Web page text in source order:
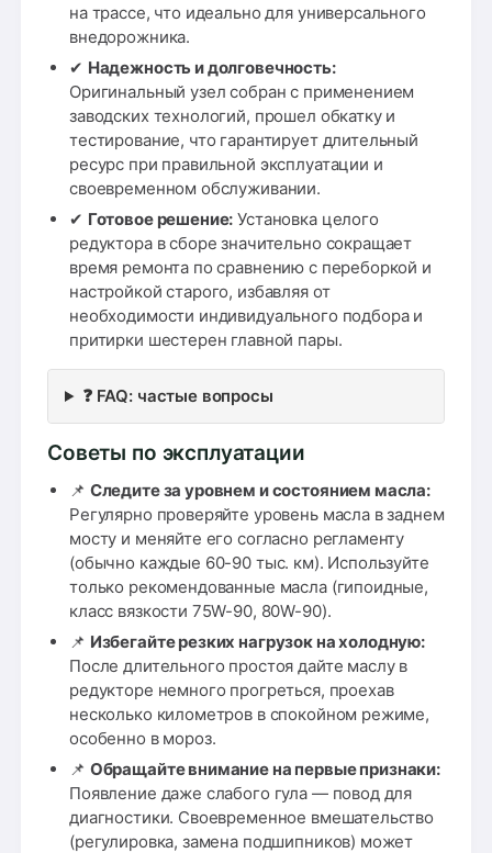
на трассе, что идеально для универсального
внедорожника.
✔ Надежность и долговечность:
Оригинальный узел собран с применением
заводских технологий, прошел обкатку и
тестирование, что гарантирует длительный
ресурс при правильной эксплуатации и
своевременном обслуживании.
✔ Готовое решение: Установка целого
редуктора в сборе значительно сокращает
время ремонта по сравнению с переборкой и
настройкой старого, избавляя от
необходимости индивидуального подбора и
притирки шестерен главной пары.
❓ FAQ: частые вопросы
Советы по эксплуатации
📌 Следите за уровнем и состоянием масла:
Регулярно проверяйте уровень масла в заднем
мосту и меняйте его согласно регламенту
(обычно каждые 60-90 тыс. км). Используйте
только рекомендованные масла (гипоидные,
класс вязкости 75W-90, 80W-90).
📌 Избегайте резких нагрузок на холодную:
После длительного простоя дайте маслу в
редукторе немного прогреться, проехав
несколько километров в спокойном режиме,
особенно в мороз.
📌 Обращайте внимание на первые признаки:
Появление даже слабого гула — повод для
диагностики. Своевременное вмешательство
(регулировка, замена подшипников) может